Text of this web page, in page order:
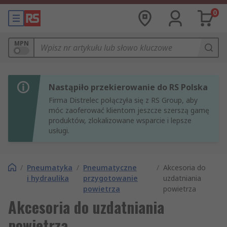
0
MPN
Nastąpiło przekierowanie do RS Polska
Firma Distrelec połączyła się z RS Group, aby
móc zaoferować klientom jeszcze szerszą gamę
produktów, zlokalizowane wsparcie i lepsze
usługi.
/ Pneumatyka
i hydraulika
/ Pneumatyczne
przygotowanie
powietrza
/ Akcesoria do
uzdatniania
powietrza
Akcesoria do uzdatniania